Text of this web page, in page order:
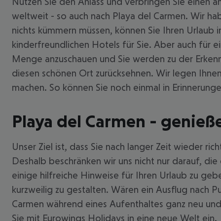
weltweit - so auch nach Playa del Carmen. Wir
nichts kümmern müssen, können Sie Ihren
kinderfreundlichen Hotels für Sie. Aber auch für
Menge anzuschauen und Sie werden zu der
diesen schönen Ort zurücksehnen. Wir legen
machen. So können Sie noch einmal in
Playa del Carmen -
Unser Ziel ist, dass Sie nach langer Zeit wieder
Deshalb beschränken wir uns nicht nur darauf,
einige hilfreiche Hinweise für Ihren Urlaub zu
kurzweilig zu gestalten. Wären ein Ausflug nach
Carmen während eines Aufenthaltes ganz neu
Sie mit Eurowings Holidays in eine neue Welt ein.